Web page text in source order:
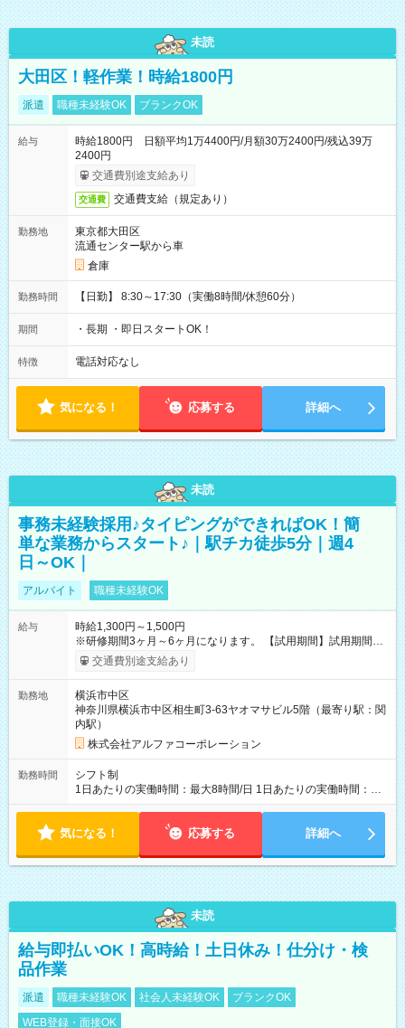
未読
大田区！軽作業！時給1800円
派遣 職種未経験OK ブランクOK
給与
時給1800円 日額平均1万4400円/月額30万2400円/残込39万
2400円
交通費別途支給あり
交通費 交通費支給（規定あり）
勤務地
東京都大田区
流通センター駅から車
倉庫
勤務時間 【日勤】 8:30～17:30（実働8時間/休憩60分）
期間 ・長期 ・即日スタートOK！
特徴 電話対応なし
気になる！ 応募する 詳細へ
未読
事務未経験採用♪タイピングができればOK！簡
単な業務からスタート♪｜駅チカ徒歩5分｜週4
日～OK｜
アルバイト 職種未経験OK
給与
時給1,300円～1,500円
※研修期間3ヶ月～6ヶ月になります。 【試用期間】試用期間あ
り 試用期間の長さ：1ヶ月 雇用形態、給与は本採用時と同じで
す。
交通費別途支給あり
勤務地
横浜市中区
神奈川県横浜市中区相生町3-63ヤオマサビル5階（最寄り駅：関
内駅）
株式会社アルファコーポレーション
勤務時間
シフト制
1日あたりの実働時間：最大8時間/日 1日あたりの実働時間：
7~8時間 シフト例 ・10時00分～18時00分 ・10時00分～19時00
気になる！ 応募する 詳細へ
未読
給与即払いOK！高時給！土日休み！仕分け・検
品作業
派遣 職種未経験OK 社会人未経験OK
ブランクOK
WEB登録・面接OK